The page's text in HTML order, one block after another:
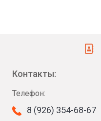
Контакты:
Телефон:
8 (926) 354-68-67